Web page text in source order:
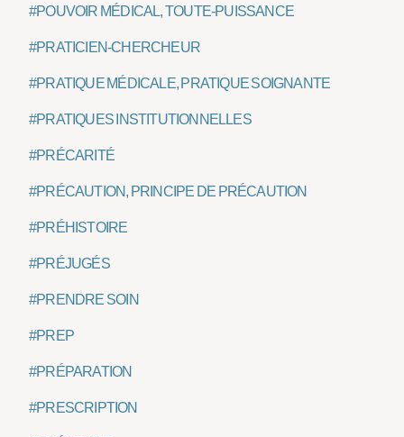
#POUVOIR MÉDICAL, TOUTE-PUISSANCE
#PRATICIEN-CHERCHEUR
#PRATIQUE MÉDICALE, PRATIQUE SOIGNANTE
#PRATIQUES INSTITUTIONNELLES
#PRÉCARITÉ
#PRÉCAUTION, PRINCIPE DE PRÉCAUTION
#PRÉHISTOIRE
#PRÉJUGÉS
#PRENDRE SOIN
#PREP
#PRÉPARATION
#PRESCRIPTION